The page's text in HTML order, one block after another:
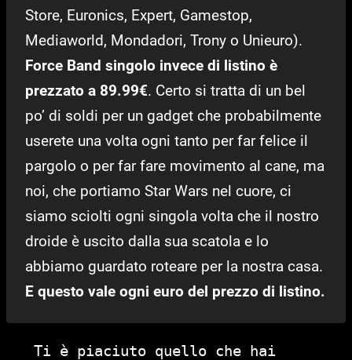
Store, Euronics, Expert, Gamestop,
Mediaworld, Mondadori, Trony o Unieuro).
Force Band singolo invece di listino è
prezzato a 89.99€. Certo si tratta di un bel
po’ di soldi per un gadget che probabilmente
userete una volta ogni tanto per far felice il
pargolo o per far fare movimento al cane, ma
noi, che portiamo Star Wars nel cuore, ci
siamo sciolti ogni singola volta che il nostro
droide è uscito dalla sua scatola e lo
abbiamo guardato roteare per la nostra casa.
E questo vale ogni euro del prezzo di listino.
Ti è piaciuto quello che hai